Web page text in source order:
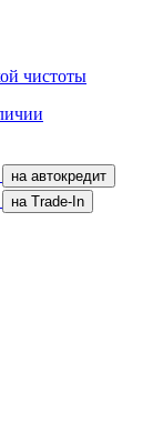
чистоты
на автокредит
на Trade-In